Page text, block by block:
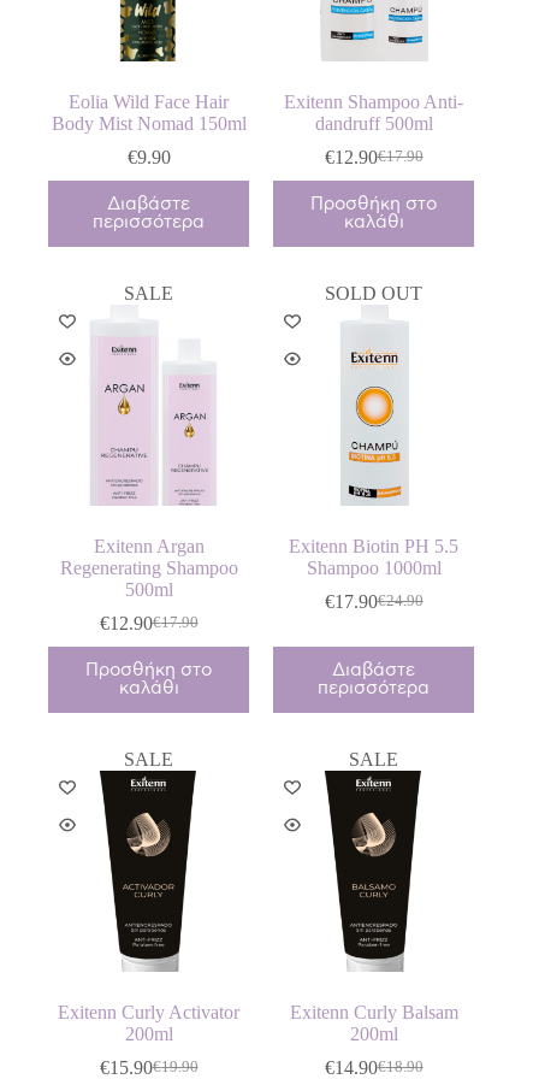
Eolia Wild Face Hair
Body Mist Nomad 150ml
€9.90
Διαβάστε
περισσότερα
Exitenn Shampoo Anti-
dandruff 500ml
€17.90
Original
price
was:
€17.90.
€12.90Η
τρέχουσα
τιμή
είναι:
€12.90.
Προσθήκη στο
καλάθι
SALE
Exitenn Argan
Regenerating Shampoo
500ml
€17.90
Original
price
was:
€17.90.
€12.90Η
τρέχουσα
τιμή
είναι:
€12.90.
Προσθήκη στο
καλάθι
SOLD OUT
Exitenn Biotin PH 5.5
Shampoo 1000ml
€24.90
Original
was:
€24.90.
€17.90Η
τιμή
είναι:
€17.90.
Διαβάστε
περισσότερα
SALE
Exitenn Curly Activator
200ml
€19.90
€15.90
SALE
Exitenn Curly Balsam
200ml
€18.90
€14.90